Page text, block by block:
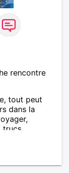
rencontre
tout peut
dans la
trucs
J aime
pas d
Je cherche
de la vie